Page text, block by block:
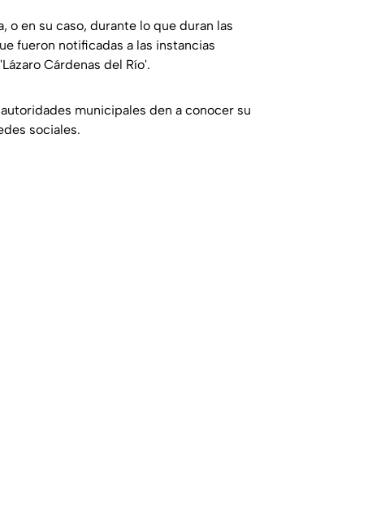
o en su caso, durante lo que duran las
fueron notificadas a las instancias
Cárdenas del Río'.
municipales den a conocer su
sociales.